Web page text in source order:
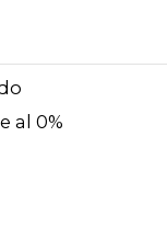
al 0%